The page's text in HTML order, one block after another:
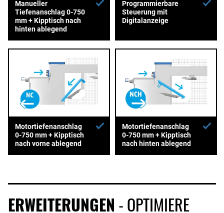
Manueller
Tiefenanschlag 0-750
mm + Kipptisch nach
hinten ablegend
Programmierbare
Steuerung mit
Digitalanzeige
Motortiefenanschlag
0-750 mm + Kipptisch
nach vorne ablegend
Motortiefenanschlag
0-750 mm + Kipptisch
nach hinten ablegend
ERWEITERUNGEN - OPTIMIERE